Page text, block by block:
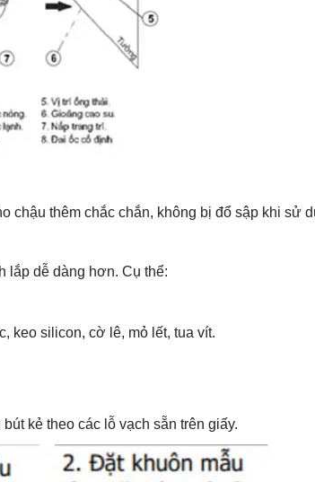
chậu thêm chắc chắn, không bị đổ sập khi sử
lắp dễ dàng hơn. Cụ thể:
keo silicon, cờ lê, mỏ lết, tua vít.
kẻ theo các lỗ vạch sẵn trên giấy.